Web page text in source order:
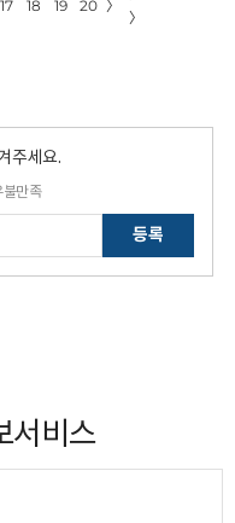
17 18 19 20 〉
〉
주세요.
불만족
등록
서비스